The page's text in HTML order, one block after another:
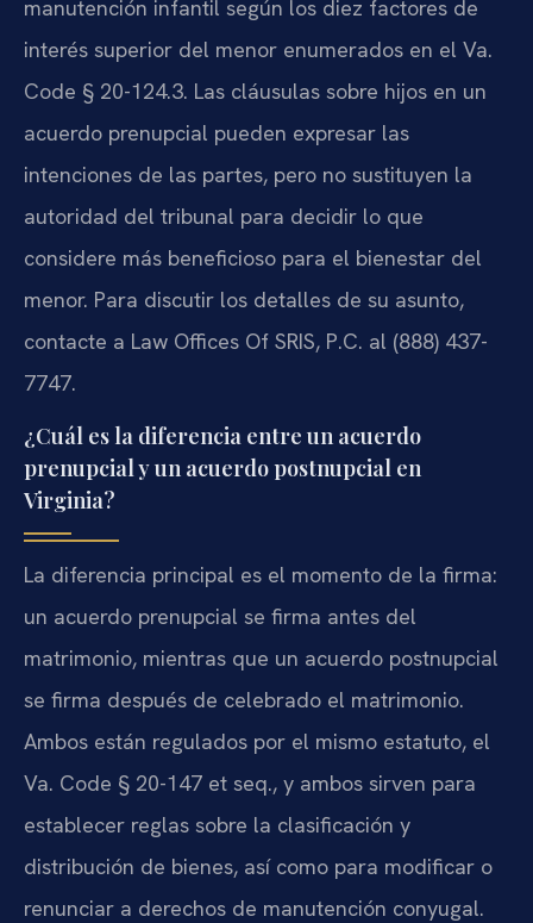
manutención infantil según los diez factores de
interés superior del menor enumerados en el Va.
Code § 20-124.3. Las cláusulas sobre hijos en un
acuerdo prenupcial pueden expresar las
intenciones de las partes, pero no sustituyen la
autoridad del tribunal para decidir lo que
considere más beneficioso para el bienestar del
menor. Para discutir los detalles de su asunto,
contacte a Law Offices Of SRIS, P.C. al (888) 437-
7747.
¿Cuál es la diferencia entre un acuerdo
prenupcial y un acuerdo postnupcial en
Virginia?
La diferencia principal es el momento de la firma:
un acuerdo prenupcial se firma antes del
matrimonio, mientras que un acuerdo postnupcial
se firma después de celebrado el matrimonio.
Ambos están regulados por el mismo estatuto, el
Va. Code § 20-147 et seq., y ambos sirven para
establecer reglas sobre la clasificación y
distribución de bienes, así como para modificar o
renunciar a derechos de manutención conyugal.